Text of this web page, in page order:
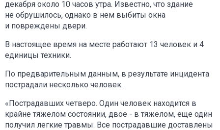
декабря около 10 часов утра. Известно, что здание
не обрушилось, однако в нем выбиты окна
и повреждены двери.
В настоящее время на месте работают 13 человек и 4
единицы техники.
По предварительным данным, в результате инцидента
пострадали несколько человек.
«Пострадавших четверо. Один человек находится в
крайне тяжелом состоянии, двое - в тяжелом, еще один
получил легкие травмы. Все пострадавшие доставлены